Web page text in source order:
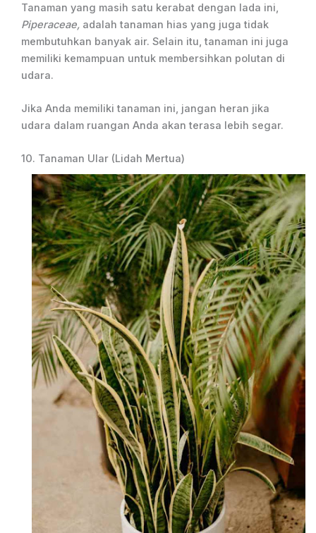
Tanaman yang masih satu kerabat dengan lada ini,
Piperaceae, adalah tanaman hias yang juga tidak
membutuhkan banyak air. Selain itu, tanaman ini juga
memiliki kemampuan untuk membersihkan polutan di
udara.
Jika Anda memiliki tanaman ini, jangan heran jika
udara dalam ruangan Anda akan terasa lebih segar.
10. Tanaman Ular (Lidah Mertua)